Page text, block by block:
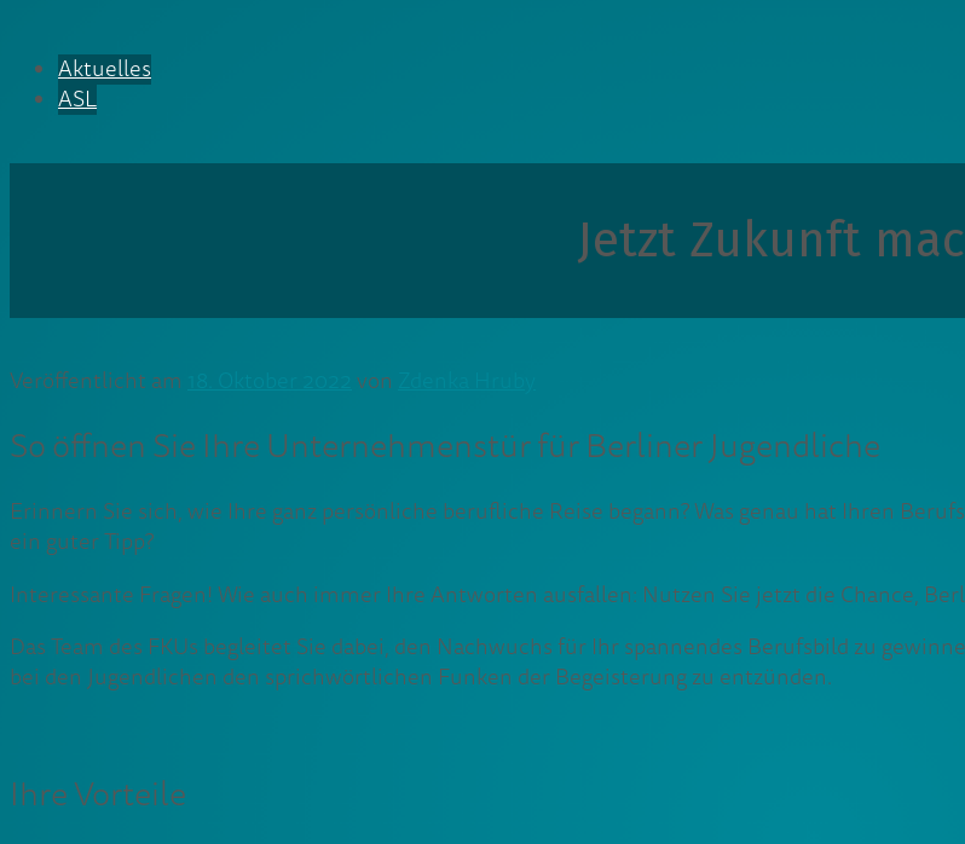
Aktuelles
ASL
Jetzt Zukunft
Veröffentlicht am von
So öffnen Sie Ihre Unternehmenstür für Berliner Jugendliche
Erinnern Sie sich, wie Ihre ganz persönliche berufliche Reise begann? Was genau hat Ihren
ein guter Tipp?
Interessante Fragen! Wie auch immer Ihre Antworten ausfallen: Nutzen Sie jetzt die Chance,
Das Team des FKUs begleitet Sie dabei, den Nachwuchs für Ihr spannendes Berufsbild zu
bei den Jugendlichen den sprichwörtlichen Funken der Begeisterung zu entzünden.
Ihre Vorteile